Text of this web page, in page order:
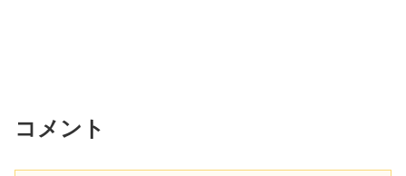
コメント